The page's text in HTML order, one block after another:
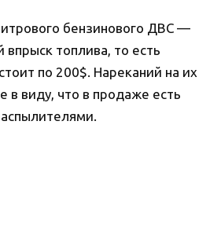
бензинового ДВС —
впрыск топлива, то есть
по 200$. Нареканий на их
в виду, что в продаже есть